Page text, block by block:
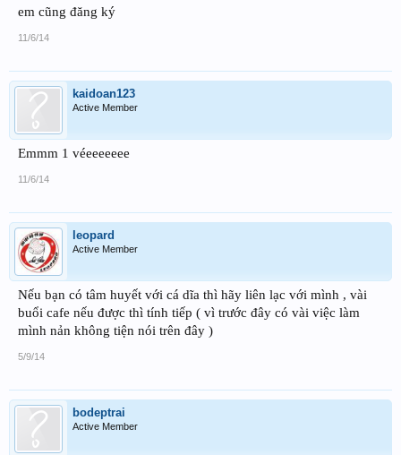
em cũng đăng ký
11/6/14
kaidoan123
Active Member
Emmm 1 véeeeeeee
11/6/14
leopard
Active Member
Nếu bạn có tâm huyết với cá dĩa thì hãy liên lạc với mình , vài
buổi cafe nếu được thì tính tiếp ( vì trước đây có vài việc làm
mình nản không tiện nói trên đây )
5/9/14
bodeptrai
Active Member